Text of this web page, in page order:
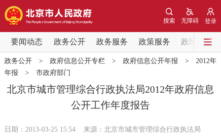
登录
无障碍
搜索
要闻动态 政务公开 政务服务 政策服务 政民互动
要闻动态
党中央精神 国务院信息 中央部委动态
北京要闻 会议信息 部门动态
政务公开> 政府信息公开专栏> 政府信息公开年报 > 2012年
年报 > 市政府部门
北京市城市管理综合行政执法局2012年政府信息
公开工作年度报告
日期：2013-03-25 15:54 来源：北京市城市管理综合行政执法局